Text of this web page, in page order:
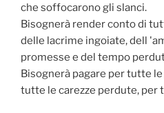
che soffocarono gli slanci.
Bisognerà render conto di
delle lacrime ingoiate, dell
promesse e del tempo
Bisognerà pagare per tutte
tutte le carezze perdute, per